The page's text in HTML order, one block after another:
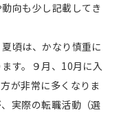
向も少し記載してき
頃は、かなり慎重に
す。９月、10月に入
が非常に多くなりま
実際の転職活動（選